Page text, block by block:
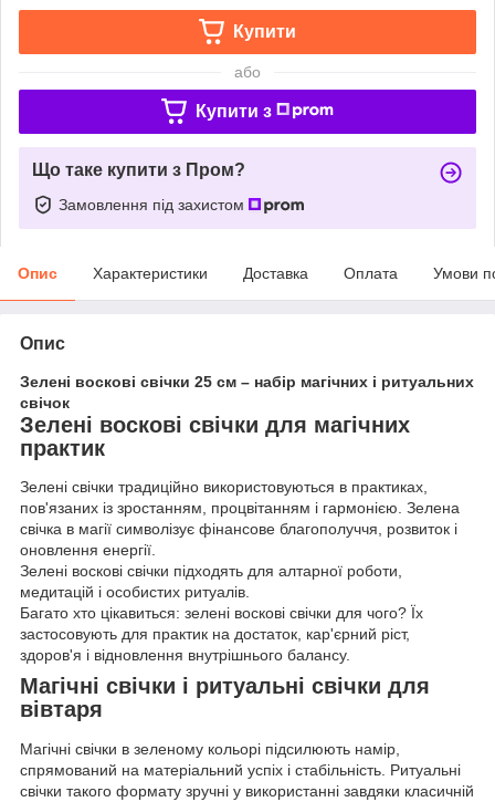
Купити
або
Купити з
Що таке купити з Пром?
Замовлення під захистом
Опис Характеристики Доставка Оплата Умови
Опис
Зелені воскові свічки 25 см – набір магічних і ритуальних
свічок
Зелені воскові свічки для магічних
практик
Зелені свічки традиційно використовуються в практиках,
пов'язаних із зростанням, процвітанням і гармонією. Зелена
свічка в магії символізує фінансове благополуччя, розвиток і
оновлення енергії.
Зелені воскові свічки підходять для алтарної роботи,
медитацій і особистих ритуалів.
Багато хто цікавиться: зелені воскові свічки для чого? Їх
застосовують для практик на достаток, кар'єрний ріст,
здоров'я і відновлення внутрішнього балансу.
Магічні свічки і ритуальні свічки для
вівтаря
Магічні свічки в зеленому кольорі підсилюють намір,
спрямований на матеріальний успіх і стабільність. Ритуальні
свічки такого формату зручні у використанні завдяки класичній